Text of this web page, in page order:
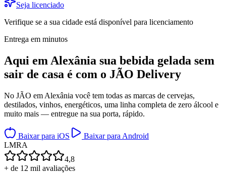
Seja licenciado
Verifique se a sua cidade está disponível para licenciamento
Entrega em minutos
Aqui em Alexânia sua bebida gelada sem
sair de casa é com o JÃO Delivery
No JÃO em Alexânia você tem todas as marcas de cervejas,
destilados, vinhos, energéticos, uma linha completa de zero álcool e
muito mais — entregue na sua porta, rápido.
Baixar para iOS
Baixar para Android
LMRA
4,8
+ de 12 mil avaliações